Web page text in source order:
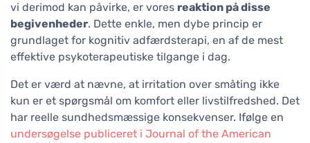
vi derimod kan påvirke, er vores reaktion på disse
begivenheder. Dette enkle, men dybe princip er
grundlaget for kognitiv adfærdsterapi, en af de mest
effektive psykoterapeutiske tilgange i dag.
Det er værd at nævne, at irritation over småting ikke
kun er et spørgsmål om komfort eller livstilfredshed. Det
har reelle sundhedsmæssige konsekvenser. Ifølge en
undersøgelse publiceret i Journal of the American